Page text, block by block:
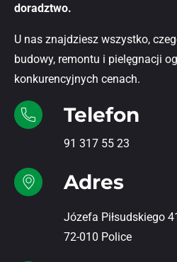
doradztwo.
U nas znajdziesz wszystko,
budowy, remontu i pielęgnacji
konkurencyjnych cenach.
Telefon
91 317 55 23
Adres
Józefa Piłsudskiego
72-010 Police